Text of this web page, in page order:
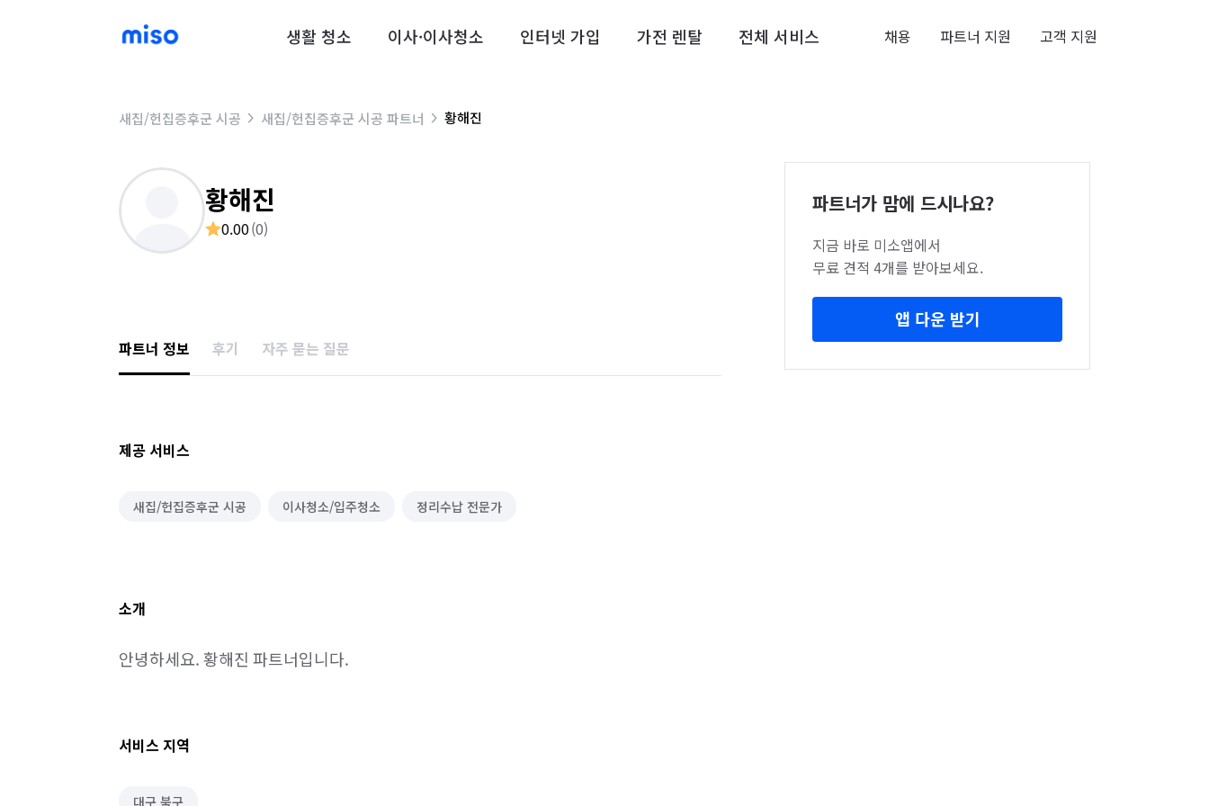
생활 청소 이사·이사청소 인터넷 가입 가전 렌탈 전체 서비스 채용 파트너 지원 고객 지원
새집/헌집증후군 시공 새집/헌집증후군 시공 파트너 황해진
황해진
0.00(0)
파트너 정보 후기 자주 묻는 질문
제공 서비스
새집/헌집증후군 시공 이사청소/입주청소 정리수납 전문가
소개
안녕하세요. 황해진 파트너입니다.
서비스 지역
대구 북구
파트너가 맘에 드시나요?
지금 바로 미소앱에서
무료 견적 4개를 받아보세요.
앱 다운 받기